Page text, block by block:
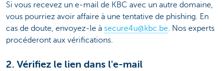
Si vous recevez un e-mail de KBC avec un autre domaine,
vous pourriez avoir affaire à une tentative de phishing. En
cas de doute, envoyez-le à secure4u@kbc.be. Nos experts
procéderont aux vérifications.
2. Vérifiez le lien dans l'e-mail